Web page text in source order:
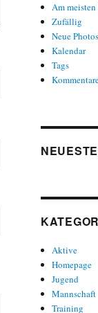
Am
Zufällig
Neue Photos
Kalendar
Tags
Aktive
Homepage
Jugend
Mannschaft
Training